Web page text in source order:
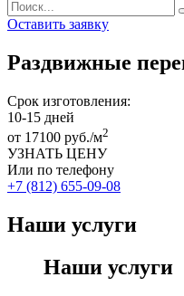
Оставить заявку
Раздвижные
Срок изготовления:
10-15 дней
от 17100 руб./м2
УЗНАТЬ ЦЕНУ
Или по телефону
+7 (812) 655-09-08
Наши услуги
Наши услуги